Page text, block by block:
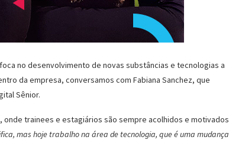
no desenvolvimento de novas substâncias e tecnologias a
da empresa, conversamos com Fabiana Sanchez, que
Sênior.
trainees e estagiários são sempre acolhidos e motivados
mas hoje trabalho na área de tecnologia, que é uma mudança